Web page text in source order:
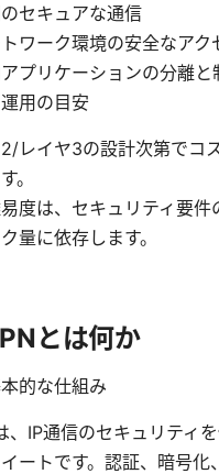
セキュアな通信
ワーク環境の安全なアク
プリケーションの分離と
用の目安
レイヤ3の設計次第でコ
。
度は、セキュリティ要件
量に依存します。
とは何か
的な仕組み
、IP通信のセキュリティ
ートです。認証、暗号化